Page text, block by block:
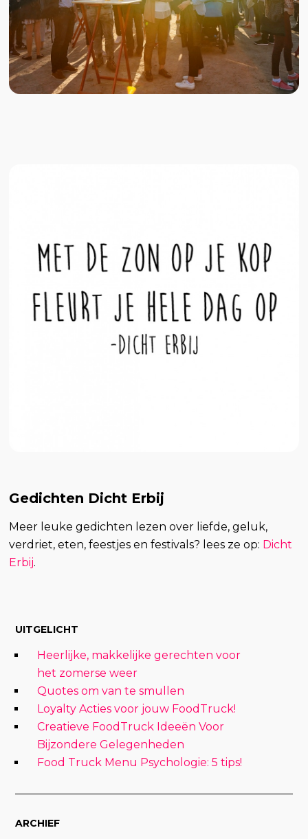
Gedichten Dicht Erbij
Meer leuke gedichten lezen over liefde, geluk,
verdriet, eten, feestjes en festivals? lees ze op: Dicht
Erbij.
UITGELICHT
Heerlijke, makkelijke gerechten voor
het zomerse weer
Quotes om van te smullen
Loyalty Acties voor jouw FoodTruck!
Creatieve FoodTruck Ideeën Voor
Bijzondere Gelegenheden
Food Truck Menu Psychologie: 5 tips!
ARCHIEF